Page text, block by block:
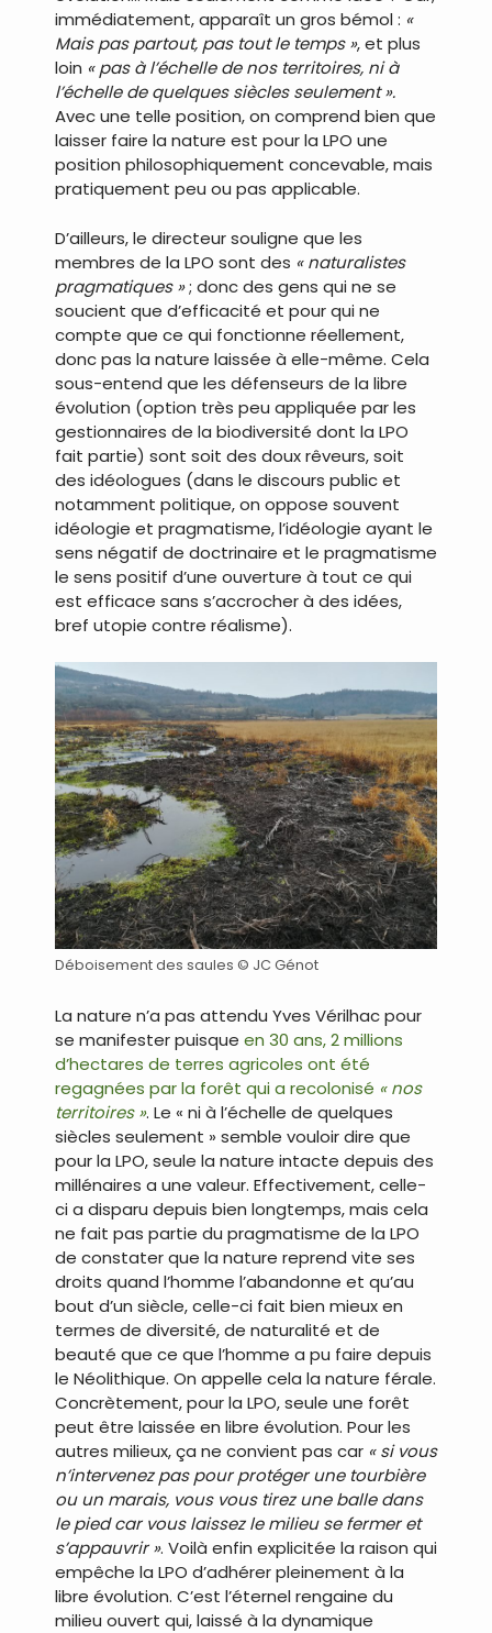
immédiatement, apparaît un gros bémol : «
Mais pas partout, pas tout le temps », et plus
loin « pas à l’échelle de nos territoires, ni à
l’échelle de quelques siècles seulement ».
Avec une telle position, on comprend bien que
laisser faire la nature est pour la LPO une
position philosophiquement concevable, mais
pratiquement peu ou pas applicable.
D’ailleurs, le directeur souligne que les
membres de la LPO sont des « naturalistes
pragmatiques »; donc des gens qui ne se
soucient que d’efficacité et pour qui ne
compte que ce qui fonctionne réellement,
donc pas la nature laissée à elle-même. Cela
sous-entend que les défenseurs de la libre
évolution (option très peu appliquée par les
gestionnaires de la biodiversité dont la LPO
fait partie) sont soit des doux rêveurs, soit
des idéologues (dans le discours public et
notamment politique, on oppose souvent
idéologie et pragmatisme, l’idéologie ayant le
sens négatif de doctrinaire et le pragmatisme
le sens positif d’une ouverture à tout ce qui
est efficace sans s’accrocher à des idées,
bref utopie contre réalisme).
Déboisement des saules © JC Génot
La nature n’a pas attendu Yves Vérilhac pour
se manifester puisque en 30 ans, 2 millions
d’hectares de terres agricoles ont été
regagnées par la forêt qui a recolonisé « nos
territoires ». Le « ni à l’échelle de quelques
siècles seulement » semble vouloir dire que
pour la LPO, seule la nature intacte depuis des
millénaires a une valeur. Effectivement, celle-
ci a disparu depuis bien longtemps, mais cela
ne fait pas partie du pragmatisme de la LPO
de constater que la nature reprend vite ses
droits quand l’homme l’abandonne et qu’au
bout d’un siècle, celle-ci fait bien mieux en
termes de diversité, de naturalité et de
beauté que ce que l’homme a pu faire depuis
le Néolithique. On appelle cela la nature férale.
Concrètement, pour la LPO, seule une forêt
peut être laissée en libre évolution. Pour les
autres milieux, ça ne convient pas car « si vous
n’intervenez pas pour protéger une tourbière
ou un marais, vous vous tirez une balle dans
le pied car vous laissez le milieu se fermer et
s’appauvrir ». Voilà enfin explicitée la raison qui
empêche la LPO d’adhérer pleinement à la
libre évolution. C’est l’éternel rengaine du
milieu ouvert qui, laissé à la dynamique